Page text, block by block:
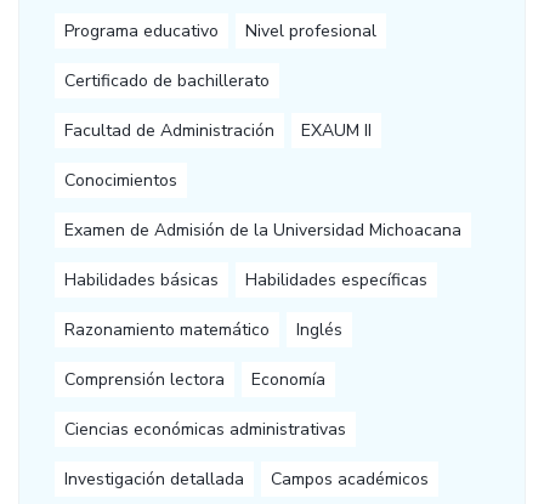
Programa educativo Nivel profesional
Certificado de bachillerato
Facultad de Administración EXAUM II
Conocimientos
Examen de Admisión de la Universidad Michoacana
Habilidades básicas Habilidades específicas
Razonamiento matemático Inglés
Comprensión lectora Economía
Ciencias económicas administrativas
Investigación detallada Campos académicos